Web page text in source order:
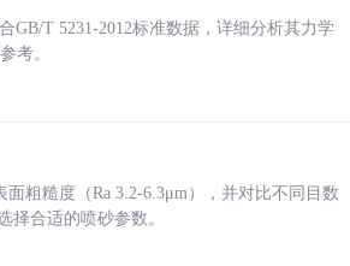
GB/T 5231-2012标准数据，详细分析其力学
考。
粗糙度（Ra 3.2-6.3μm），并对比不同目数
择合适的喷砂参数。